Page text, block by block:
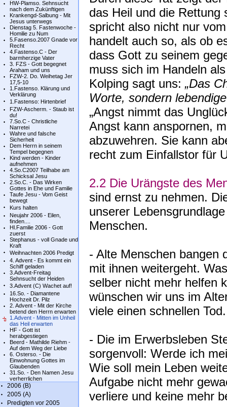
HW-Plamso. Sehnsucht
nach dem Zukünftigen
Krankengd-Salbung - Mit
Jesus unterwegs
Dienstag 5. Fastenwoche -
Homilie zu Num
5.Fasenso.2007 Gnade vor
Recht
4.Fastenso.C - Der
barmherzige Vater
3. FZS - Gott begegnet
Araham und uns
FZW-2. Do. Weihetag Jer
17,5-10
1.Fastenso. Klärung und
Verklärung
1.Fastenso: Hirtenbrief
FZW-Ascherm. - Staub ist
du!
7.So.C - Christliche
Narretei
Wahre und falsche
Sicherheit
Dem Herrn in seinem
Tempel begegnen
Kind werden - Kinder
aufnehmen
4.So.C2007 Teilhabe am
Schicksal Jesu
2.So.C. - Das Wirken
Gottes in Ehe und Familie
Taufe Jesu - Vom Geist
bewegt
Kurs halten
Neujahr 2006 - Eilen,
finden....
Hl.Familie 2006 - Gott
zuerst
Stephanus - voll Gnade und
Kraft
Weihnachten 2006 Predigt
4. Advent - Es kommt ein
Schiff geladen
3.Advent-Freitag
Sehnsucht der Heiden
3.Advent (C) Wachet auf!
16.So. - Diamantene
Hochzeit Dr. Pilz
2. Advent - Mit der Kirche
betend den Herrn erwarten
1.Advent - Mitten im Unheil
das Heil erwarten
HF - Gott ist
herabgestiegen
Beerd - Mathilde Riehm -
Auf dem Weg der Liebe
6. Osterso. - Die
Einwohnung Gottes im
Glaubenden
31.So. - Den Namen Jesu
verherrlichen
2006 (B)
2005 (A)
Predigten vor 2005
das Heil und die Rettung
spricht also nicht nur
handelt auch so, als ob
dass Gott zu seinem
muss sich im Handeln
Kolping sagt uns: „Das
Worte, sondern
„Angst nimmt das
Angst kann anspornen,
abzuwehren. Sie kann
recht zum Einfallstor für
2.2 Die Urängste des
sind ernst zu nehmen.
unserer
Menschen.
- Alte Menschen bangen
mit ihnen weitergeht.
selber nicht mehr helfen
wünschen wir uns im
viele einen schnellen Tod.
- Die im Erwerbsleben
sorgenvoll: Werde ich
Wie soll mein Leben
Aufgabe nicht mehr
verliere und keine mehr